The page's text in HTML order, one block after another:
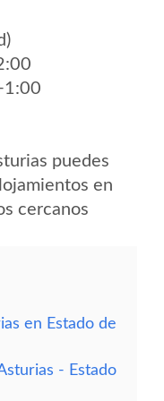
puedes
en
cercanos
en Estado de
- Estado